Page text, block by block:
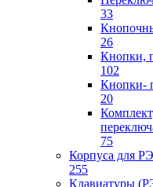
33
26
Кнопки,
102
Кнопки-
20
75
Корпуса для
255
Клавиатуры